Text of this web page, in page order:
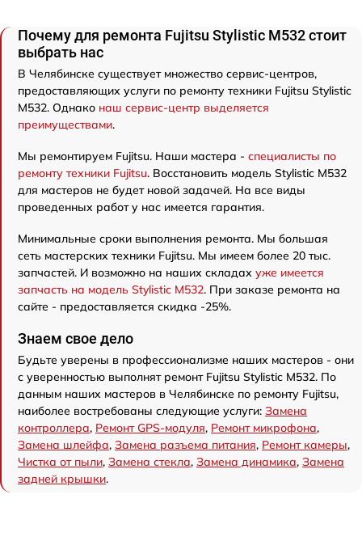
Почему для ремонта Fujitsu Stylistic M532 стоит
выбрать нас
В Челябинске существует множество сервис-центров,
предоставляющих услуги по ремонту техники Fujitsu Stylistic
M532. Однако наш сервис-центр выделяется
преимуществами.
Мы ремонтируем Fujitsu. Наши мастера - специалисты по
ремонту техники Fujitsu. Восстановить модель Stylistic M532
для мастеров не будет новой задачей. На все виды
проведенных работ у нас имеется гарантия.
Минимальные сроки выполнения ремонта. Мы большая
сеть мастерских техники Fujitsu. Мы имеем более 20 тыс.
запчастей. И возможно на наших складах уже имеется
запчасть на модель Stylistic M532. При заказе ремонта на
сайте - предоставляется скидка -25%.
Знаем свое дело
Будьте уверены в профессионализме наших мастеров - они
с уверенностью выполнят ремонт Fujitsu Stylistic M532. По
данным наших мастеров в Челябинске по ремонту Fujitsu,
наиболее востребованы следующие услуги: Замена
контроллера, Ремонт GPS-модуля, Ремонт микрофона,
Замена шлейфа, Замена разъема питания, Ремонт камеры,
Чистка от пыли, Замена стекла, Замена динамика, Замена
задней крышки.